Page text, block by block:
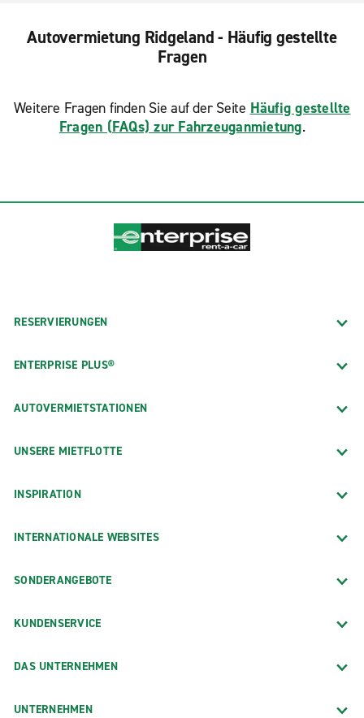
Autovermietung Ridgeland - Häufig gestellte
Fragen
Weitere Fragen finden Sie auf der Seite Häufig gestellte
Fragen (FAQs) zur Fahrzeuganmietung.
RESERVIERUNGEN
ENTERPRISE PLUS®
AUTOVERMIETSTATIONEN
UNSERE MIETFLOTTE
INSPIRATION
INTERNATIONALE WEBSITES
SONDERANGEBOTE
KUNDENSERVICE
DAS UNTERNEHMEN
UNTERNEHMEN